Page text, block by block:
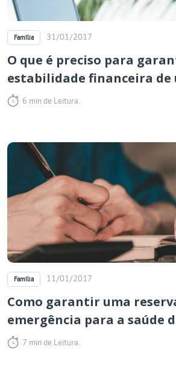
Família 31/01/2017
O que é preciso para
estabilidade financeira de
6 min de Leitura.
Família 11/01/2017
Como garantir uma
emergência para a saúde
7 min de Leitura.